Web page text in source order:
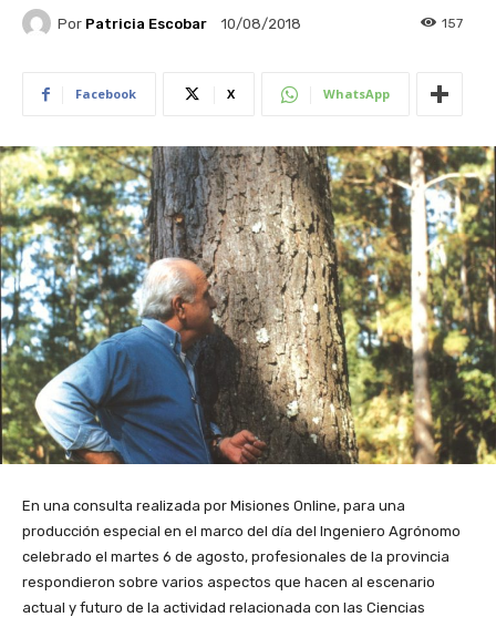
Por Patricia Escobar 10/08/2018 157
Facebook X WhatsApp
En una consulta realizada por Misiones Online, para una
producción especial en el marco del día del Ingeniero Agrónomo
celebrado el martes 6 de agosto, profesionales de la provincia
respondieron sobre varios aspectos que hacen al escenario
actual y futuro de la actividad relacionada con las Ciencias